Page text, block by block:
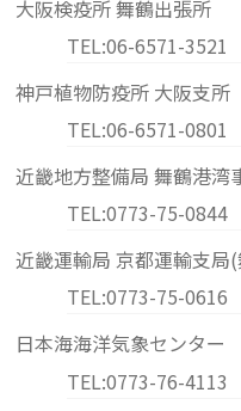
大阪検疫所 舞鶴出張所
TEL:06-6571-3521
神戸植物防疫所 大阪支所
TEL:06-6571-0801
近畿地方整備局 舞鶴港湾
TEL:0773-75-0844
近畿運輸局 京都運輸支局
TEL:0773-75-0616
日本海海洋気象センター
TEL:0773-76-4113